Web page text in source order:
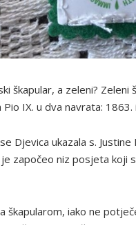
škapular, a zeleni? Zeleni
IX. u dva navrata: 1863.
Djevica ukazala s.
započeo niz posjeta koji
škapularom, iako ne